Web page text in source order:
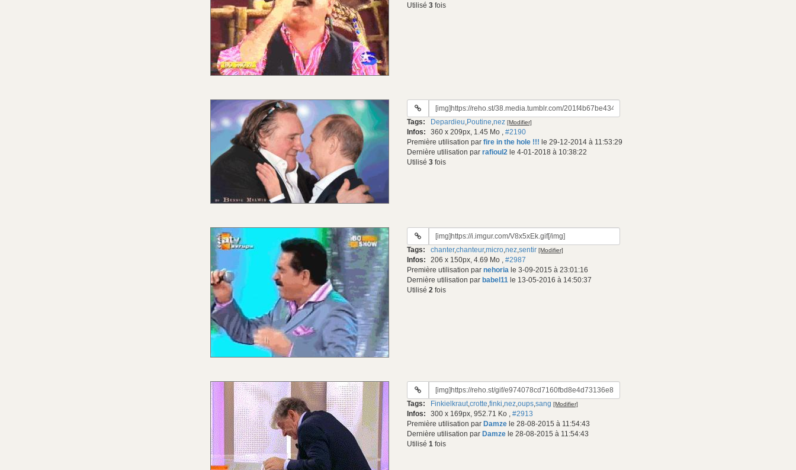
Utilisé 3 fois
URL
gif:
Tags: Depardieu,Poutine,nez [Modifier]
Infos: 360 x 209px, 1.45 Mo , #2190
Première utilisation par fire in the hole !!! le 29-12-2014 à 11:53:29
Dernière utilisation par rafioul2 le 4-01-2018 à 10:38:22
Utilisé 3 fois
URL
gif:
Tags: chanter,chanteur,micro,nez,sentir [Modifier]
Infos: 206 x 150px, 4.69 Mo , #2987
Première utilisation par nehoria le 3-09-2015 à 23:01:16
Dernière utilisation par babel11 le 13-05-2016 à 14:50:37
Utilisé 2 fois
URL
gif:
Tags: Finkielkraut,crotte,finki,nez,oups,sang [Modifier]
Infos: 300 x 169px, 952.71 Ko , #2913
Première utilisation par Damze le 28-08-2015 à 11:54:43
Dernière utilisation par Damze le 28-08-2015 à 11:54:43
Utilisé 1 fois